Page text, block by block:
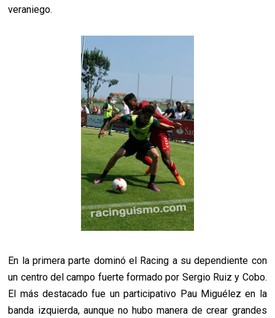
veraniego.
En la primera parte dominó el Racing a su dependiente con
un centro del campo fuerte formado por Sergio Ruiz y Cobo.
El más destacado fue un participativo Pau Miguélez en la
banda izquierda, aunque no hubo manera de crear grandes